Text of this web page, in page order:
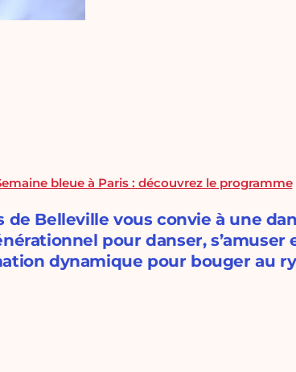
bleue à Paris : découvrez le programme
de Belleville vous convie à une
pour danser, s’amuser
dynamique pour bouger au